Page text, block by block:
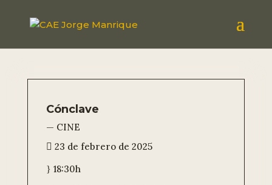
Cónclave
— CINE
 23 de febrero de 2025
} 18:30h